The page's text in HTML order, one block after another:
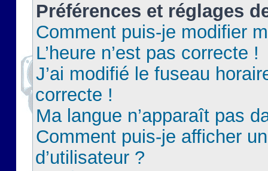
Préférences et réglages
Comment puis-je modifier
L’heure n’est pas correcte !
J’ai modifié le fuseau
correcte !
Ma langue n’apparaît pas
Comment puis-je afficher
d’utilisateur ?